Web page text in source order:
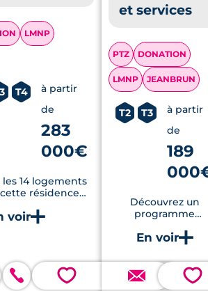
LMNP
T4
à partir
de
283
000€
les 14 logements
résidence
et cachet
rendez-vous !
💗
et services
PTZ DONATION
LMNP JEANBRUN
T2 T3
à partir
de
189
Découvrez un
programme
modernité et
situé à
quelques minutes
commodités
essentielles et
💗